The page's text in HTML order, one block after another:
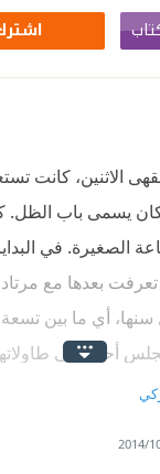
الاثنين، كانت
يسمى باب الظل.
الصغيرة. في
تعرفت بعدها مع
أي ما بين
أحياناً إلى
في أقصى القاعة.